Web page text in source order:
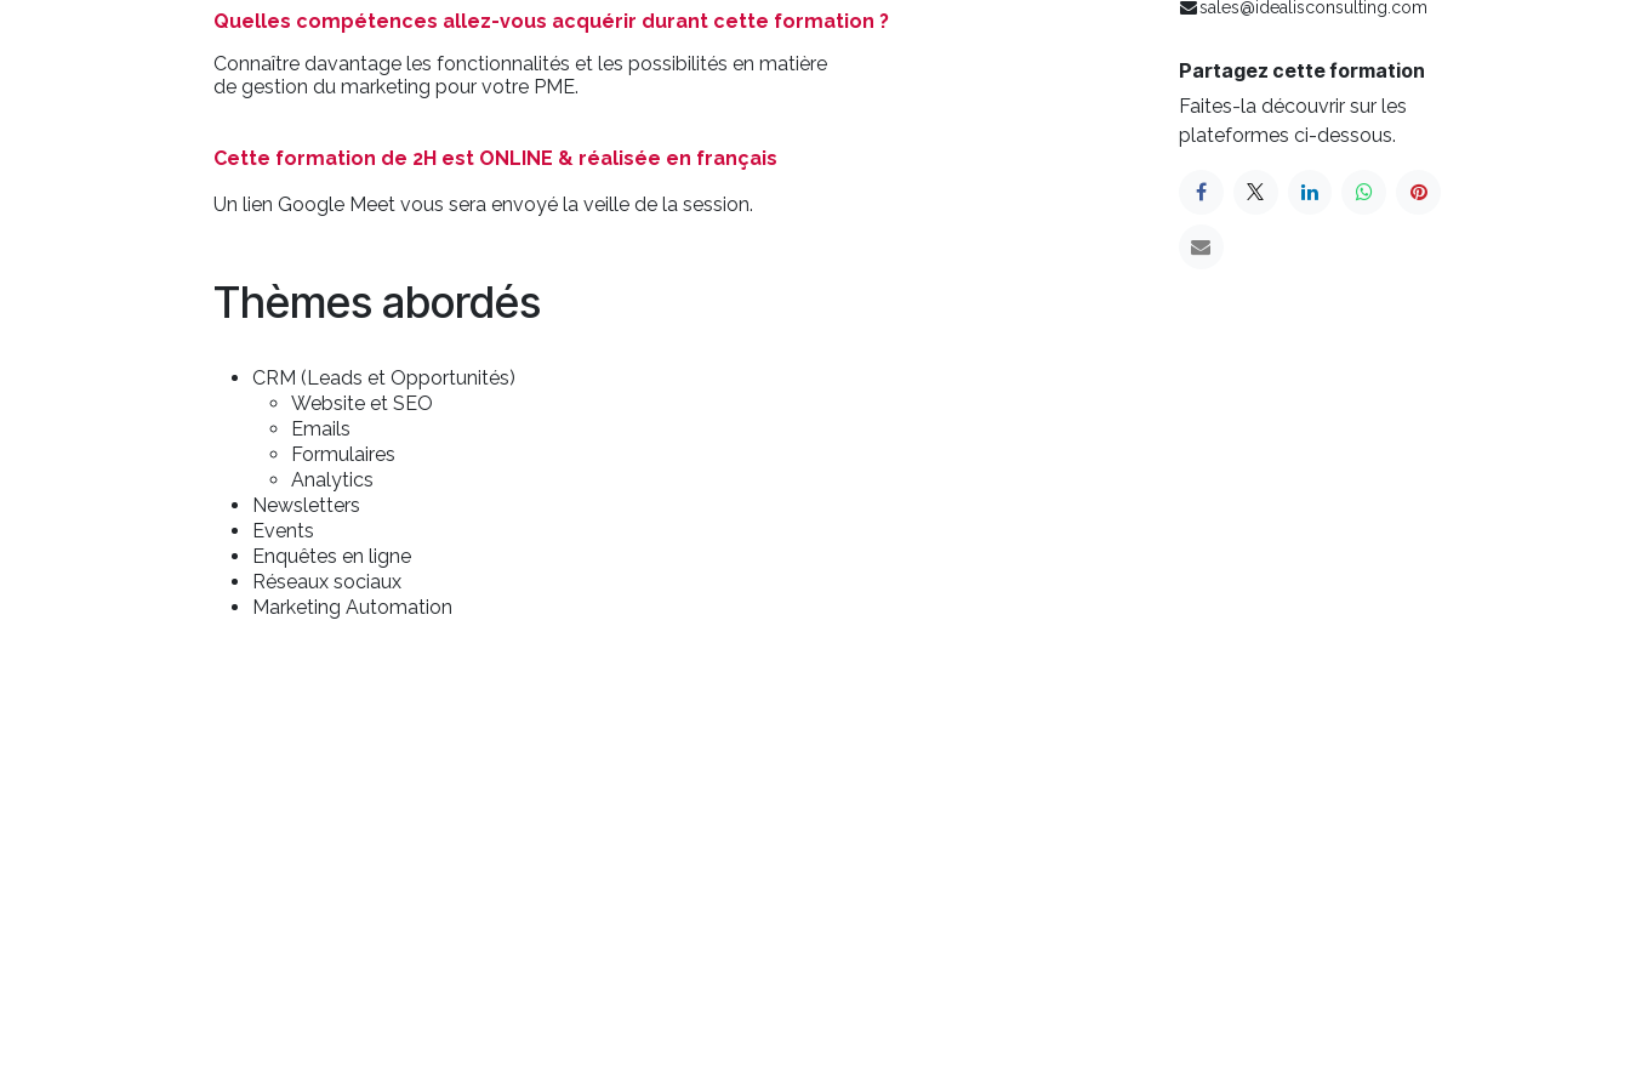
Quelles compétences allez-vous acquérir durant cette formation ?
Connaître davantage les fonctionnalités et les possibilités en matière
de gestion du marketing pour votre PME.
Cette formation de 2H est ONLINE & réalisée en français
Un lien Google Meet vous sera envoyé la veille de la session.
Thèmes abordés
CRM (Leads et Opportunités)
Website et SEO
Emails
Formulaires
Analytics
Newsletters
Events
Enquêtes en ligne
Réseaux sociaux
Marketing Automation
sales@idealisconsulting.com
Partagez cette formation
Faites-la découvrir sur les
plateformes ci-dessous.